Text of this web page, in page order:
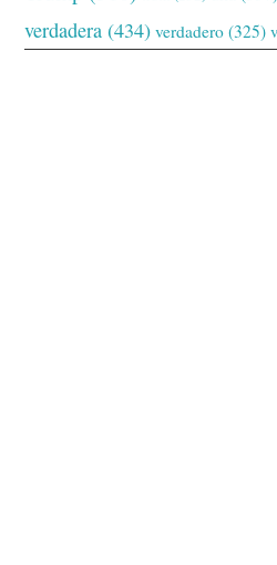
verdadera (434) verdadero (325)